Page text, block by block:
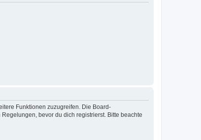
Funktionen zuzugreifen. Die Board-
bevor du dich registrierst. Bitte beachte